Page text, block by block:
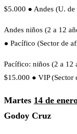
$5.000 ● Andes (U.
Andes niños (2 a 12
● Pacífico (Sector de
Pacífico: niños (2 a 12
$15.000 ● VIP (Sector
Martes 14 de
Godoy Cruz